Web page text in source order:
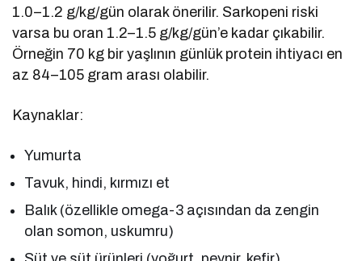
1.0–1.2 g/kg/gün olarak önerilir. Sarkopeni riski
varsa bu oran 1.2–1.5 g/kg/gün’e kadar çıkabilir.
Örneğin 70 kg bir yaşlının günlük protein ihtiyacı en
az 84–105 gram arası olabilir.
Kaynaklar:
Yumurta
Tavuk, hindi, kırmızı et
Balık (özellikle omega-3 açısından da zengin
olan somon, uskumru)